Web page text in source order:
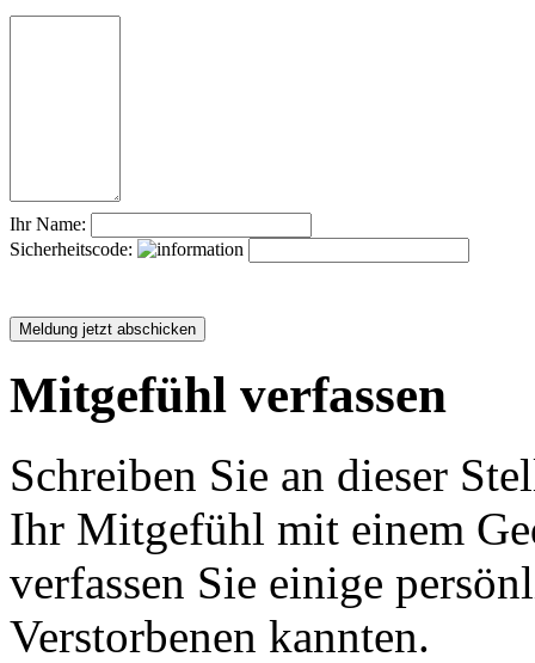
Ihr Name:
Sicherheitscode:
Mitgefühl verfassen
Schreiben Sie an dieser
Ihr Mitgefühl mit einem
verfassen Sie einige
Verstorbenen kannten.